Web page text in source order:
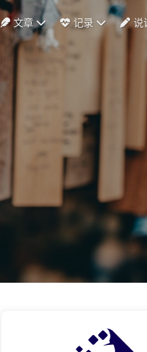
文章 记录 说